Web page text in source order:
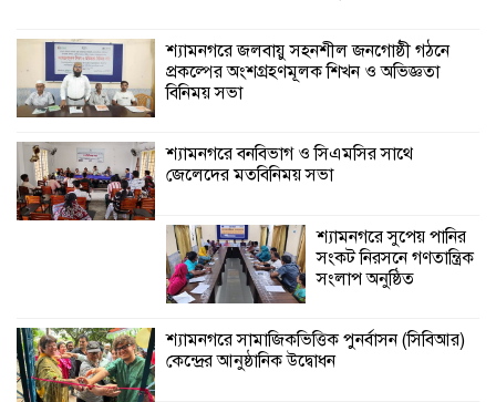
শ্যামনগরে জলবায়ু সহনশীল জনগোষ্ঠী গঠনে
প্রকল্পের অংশগ্রহণমূলক শিখন ও অভিজ্ঞতা
বিনিময় সভা
শ্যামনগরে বনবিভাগ ও সিএমসির সাথে
জেলেদের মতবিনিময় সভা
শ্যামনগরে সুপেয় পানির
সংকট নিরসনে গণতান্ত্রিক
সংলাপ অনুষ্ঠিত
শ্যামনগরে সামাজিকভিত্তিক পুনর্বাসন (সিবিআর)
কেন্দ্রের আনুষ্ঠানিক উদ্বোধন